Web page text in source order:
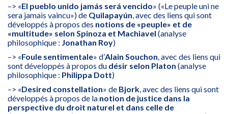
–> «El pueblo unido jamás será vencido» («Le peuple uni ne
sera jamais vaincu») de Quilapayún , avec des liens qui sont
développés à propos des notions de «peuple» et de
«multitude» selon Spinoza et Machiavel (analyse
philosophique : Jonathan Roy)
–> «Foule sentimentale» d’Alain Souchon , avec des liens qui
sont développés à propos du désir selon Platon (analyse
philosophique : Philippa Dott)
–> «Desired constellation» de Bjork , avec des liens qui sont
développés à propos de la notion de justice dans la
perspective du droit naturel et dans celle de